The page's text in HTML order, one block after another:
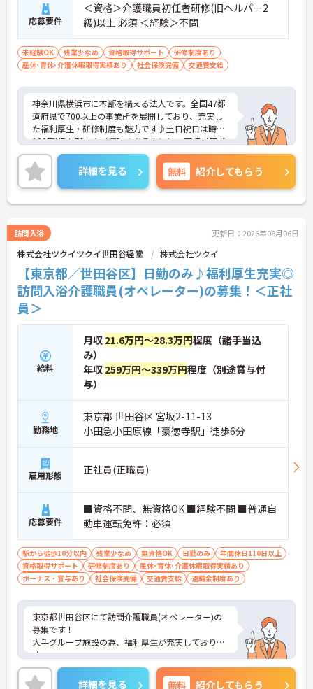
応募要件
＜資格＞介護職員初任者研修(旧ヘルパー2
級)以上 必須 ＜経験＞不問
未経験OK 残業少なめ 資格取得サポート
研修制度あり
産休･育休･介護休暇取得実績あり
社会保険完備 交通費支給
神奈川県横浜市に本部を構える法人です。全国47都
道府県で700以上の事業所を展開しており、充実し
た福利厚生・研修制度も魅力です♪土日祝日は時給
100円UPも魅力★ご興味のある方には、面接対策ポ
イントなど、さらに詳細をお話しいたしますのでお
気軽にご相談ください！
詳細を見る 無料 紹介してもらう
訪問入浴 更新日：2026年08月06日
株式会社ツクイツクイ世田谷経堂 株式会社ツクイ
【東京都／世田谷区】日勤のみ♪福利厚生充実◎
訪問入浴介護職員(オペレーター)の募集！＜正社
員＞
給料
月収 21.6万円～28.3万円程度（諸手当込
み）
年収 259万円～339万円程度（別途賞与付
与）
勤務地
東京都 世田谷区 宮坂2-11-13
小田急小田原線「豪徳寺駅」徒歩6分
雇用形態 正社員(正職員)
応募要件
■資格不問、無資格OK ■経験不問 ■普通自
動車運転免許：必須
駅から徒歩10分以内 残業少なめ 無資格OK 日勤のみ
年間休日110日以上
資格取得サポート
研修制度あり
産休･育休･介護休暇取得実績あり
ボーナス・賞与あり
社会保険完備 交通費支給 退職金制度あり
東京都世田谷区にて訪問介護職員(オペレーター)の
募集です！
大手グループ施設の為、福利厚生が充実しておりま
す。
ヘルパー・オペレーター・看護職員の3名体制で安
心して業務ができます。日勤のみでリフレッシュ休
詳細を見る 無料 紹介してもらう